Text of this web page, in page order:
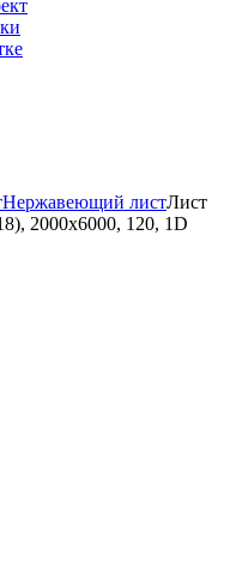
Нержавеющий листЛист
2000х6000, 120, 1D